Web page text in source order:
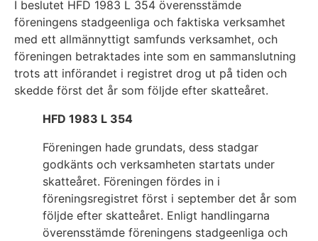
I beslutet HFD 1983 L 354 överensstämde
föreningens stadgeenliga och faktiska verksamhet
med ett allmännyttigt samfunds verksamhet, och
föreningen betraktades inte som en sammanslutning
trots att införandet i registret drog ut på tiden och
skedde först det år som följde efter skatteåret.
HFD 1983 L 354
Föreningen hade grundats, dess stadgar
godkänts och verksamheten startats under
skatteåret. Föreningen fördes in i
föreningsregistret först i september det år som
följde efter skatteåret. Enligt handlingarna
överensstämde föreningens stadgeenliga och